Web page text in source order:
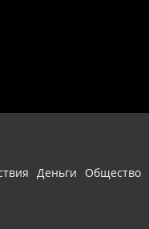
Деньги Общество